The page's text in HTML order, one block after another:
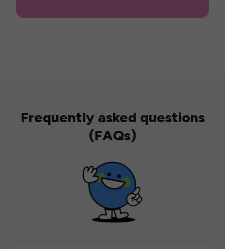
Frequently asked questions
(FAQs)